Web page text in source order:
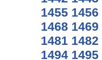
1455 1456
1468 1469
1481 1482
1494 1495